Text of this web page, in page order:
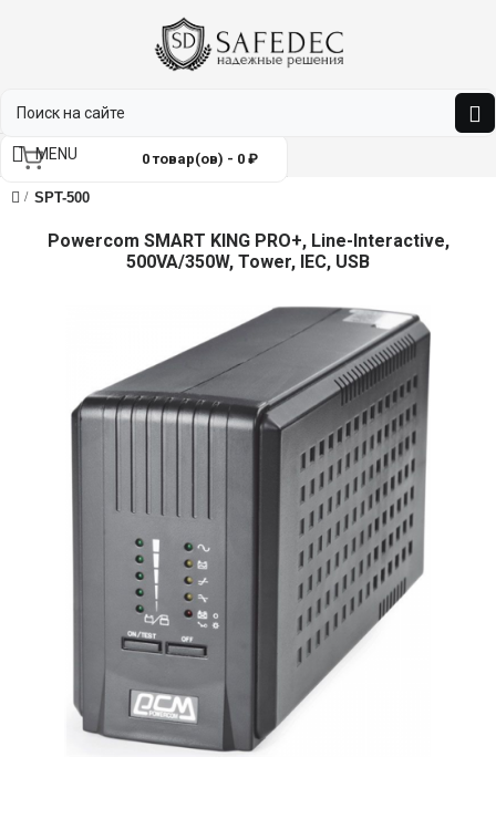
0 товар(ов) - 0 ₽
MENU
SPT-500
Powercom SMART KING PRO+, Line-Interactive,
500VA/350W, Tower, IEC, USB